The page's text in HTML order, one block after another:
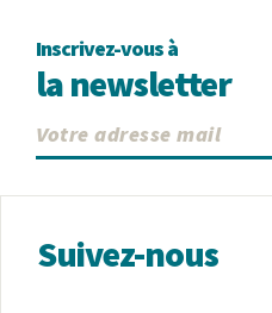
Inscrivez-vous à
la newsletter
Suivez-nous